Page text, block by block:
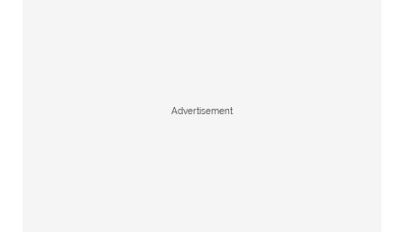
Advertisement